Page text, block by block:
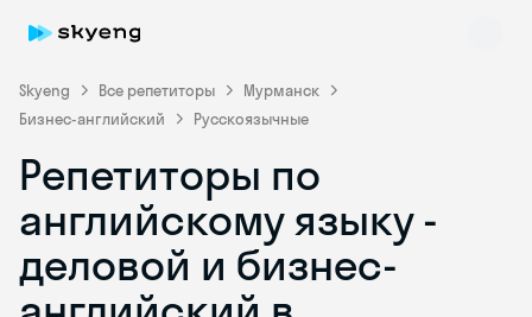
Skyeng Все репетиторы
Мурманск
Бизнес-английский
Русскоязычные
Репетиторы по
английскому языку -
деловой и бизнес-
Skyeng Chat